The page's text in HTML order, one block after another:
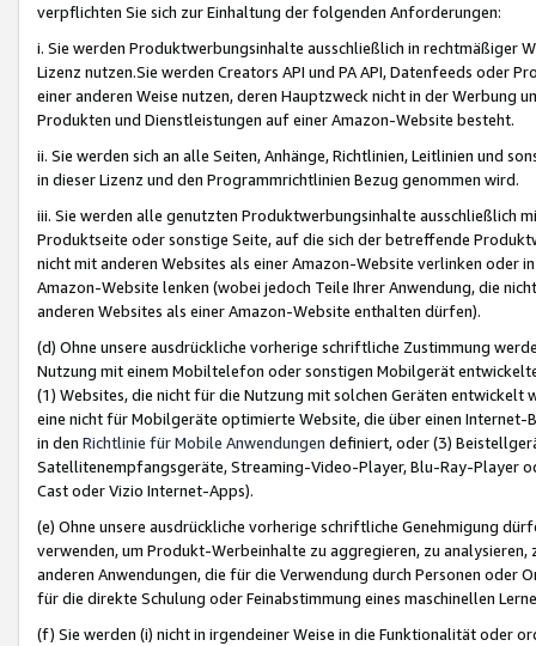
verpflichten Sie sich zur Einhaltung der folgenden Anforderungen:
i. Sie werden Produktwerbungsinhalte ausschließlich in rechtmäßiger
Lizenz nutzen.Sie werden Creators API und PA API, Datenfeeds oder
einer anderen Weise nutzen, deren Hauptzweck nicht in der Werbung
Produkten und Dienstleistungen auf einer Amazon-Website besteht.
ii. Sie werden sich an alle Seiten, Anhänge, Richtlinien, Leitlinien und
in dieser Lizenz und den Programmrichtlinien Bezug genommen wird.
iii. Sie werden alle genutzten Produktwerbungsinhalte ausschließlich
Produktseite oder sonstige Seite, auf die sich der betreffende
nicht mit anderen Websites als einer Amazon-Website verlinken oder
Amazon-Website lenken (wobei jedoch Teile Ihrer Anwendung, die
anderen Websites als einer Amazon-Website enthalten dürfen).
(d) Ohne unsere ausdrückliche vorherige schriftliche Zustimmung
Nutzung mit einem Mobiltelefon oder sonstigen Mobilgerät
(1) Websites, die nicht für die Nutzung mit solchen Geräten
eine nicht für Mobilgeräte optimierte Website, die über einen
in den Richtlinie für Mobile Anwendungen definiert, oder (3)
Satellitenempfangsgeräte, Streaming-Video-Player, Blu-Ray-Player
Cast oder Vizio Internet-Apps).
(e) Ohne unsere ausdrückliche vorherige schriftliche Genehmigung
verwenden, um Produkt-Werbeinhalte zu aggregieren, zu
anderen Anwendungen, die für die Verwendung durch Personen
für die direkte Schulung oder Feinabstimmung eines maschinellen
(f) Sie werden (i) nicht in irgendeiner Weise in die Funktionalität oder